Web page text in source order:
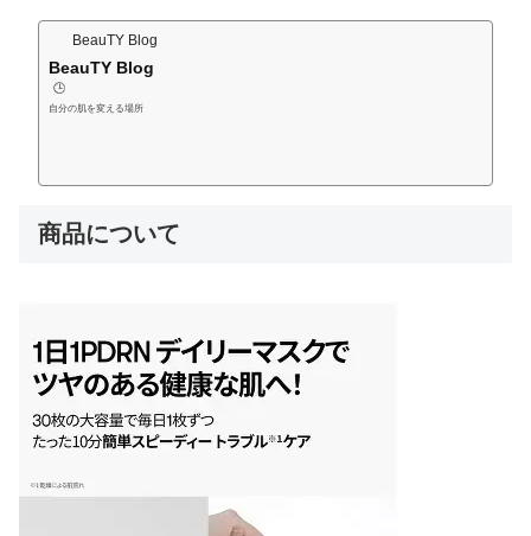
BeauTY Blog
BeauTY Blog
🕒️
自分の肌を変える場所
商品について